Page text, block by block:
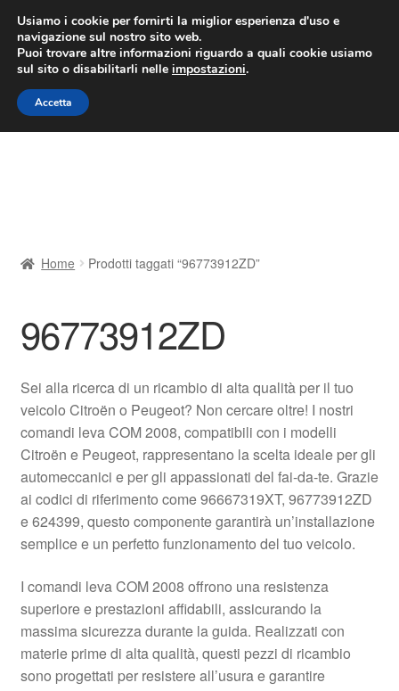
CONSEGNA da 7 EUR
Lun-Ven 9:00 - 16:00/800 580 290
Vai
alla
navigazione
Vai
al
contenuto
Contatto
Il mio account
Pagamenti
Politica sulla riservatezza
Procedura di Reclamo
Rimostranza
Spedizione in tutto il mondo
Home Prodotti taggati “96773912ZD”
96773912ZD
Sei alla ricerca di un ricambio di alta qualità per il tuo
veicolo Citroën o Peugeot? Non cercare oltre! I nostri
comandi leva COM 2008, compatibili con i modelli
Citroën e Peugeot, rappresentano la scelta ideale per gli
automeccanici e per gli appassionati del fai-da-te. Grazie
ai codici di riferimento come 96667319XT, 96773912ZD
e 624399, questo componente garantirà un’installazione
semplice e un perfetto funzionamento del tuo veicolo.
I comandi leva COM 2008 offrono una resistenza
superiore e prestazioni affidabili, assicurando la
massima sicurezza durante la guida. Realizzati con
materie prime di alta qualità, questi pezzi di ricambio
sono progettati per resistere all’usura e garantire
Usiamo i cookie per fornirti la miglior esperienza d'uso e
navigazione sul nostro sito web.
Puoi trovare altre informazioni riguardo a quali cookie usiamo
sul sito o disabilitarli nelle impostazioni.
Accetta